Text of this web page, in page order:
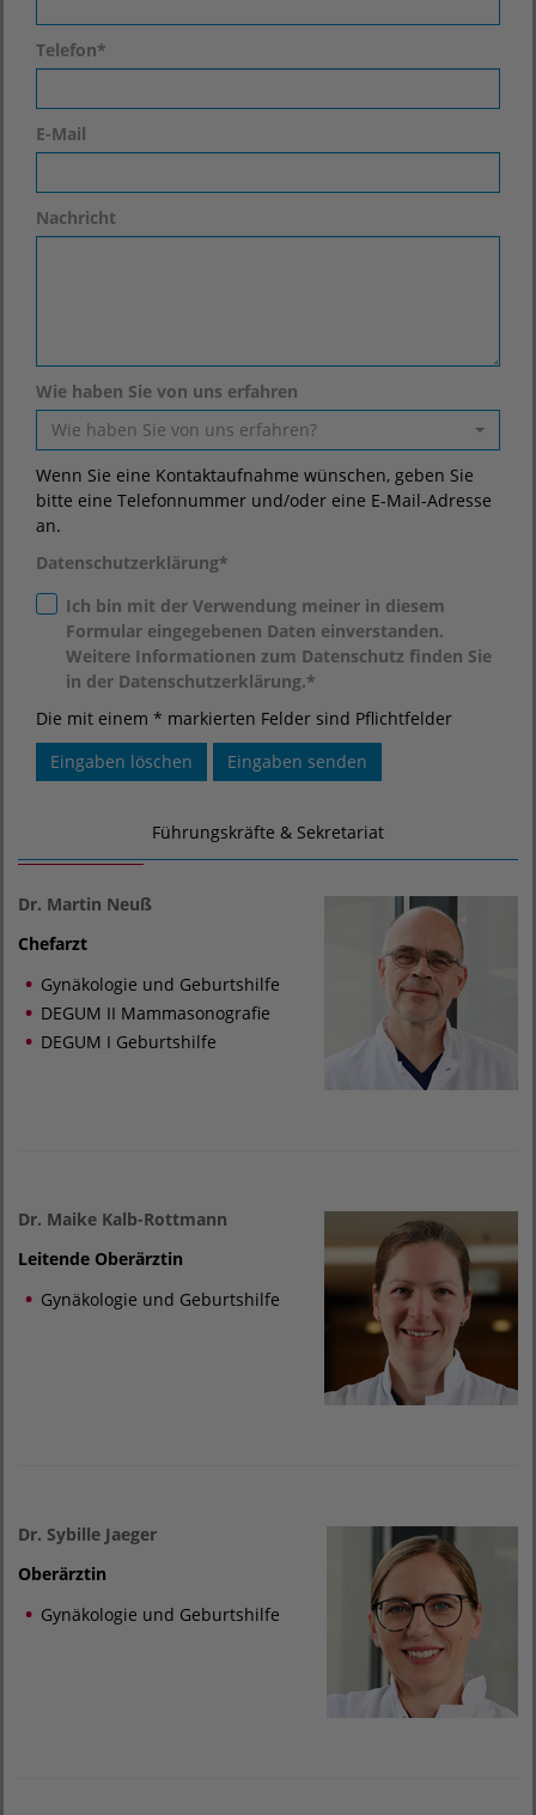
Telefon*
E-Mail
Nachricht
Wie haben Sie von uns erfahren
Wie haben Sie von uns erfahren?
Wenn Sie eine Kontaktaufnahme wünschen, geben Sie
bitte eine Telefonnummer und/oder eine E-Mail-Adresse
an.
Datenschutzerklärung*
Ich bin mit der Verwendung meiner in diesem
Formular eingegebenen Daten einverstanden.
Weitere Informationen zum Datenschutz finden Sie
in der Datenschutzerklärung.*
Die mit einem * markierten Felder sind Pflichtfelder
Führungskräfte & Sekretariat
Dr. Martin Neuß
Chefarzt
Gynäkologie und Geburtshilfe
DEGUM II Mammasonografie
DEGUM I Geburtshilfe
Dr. Maike Kalb-Rottmann
Leitende Oberärztin
Gynäkologie und Geburtshilfe
Dr. Sybille Jaeger
Oberärztin
Gynäkologie und Geburtshilfe